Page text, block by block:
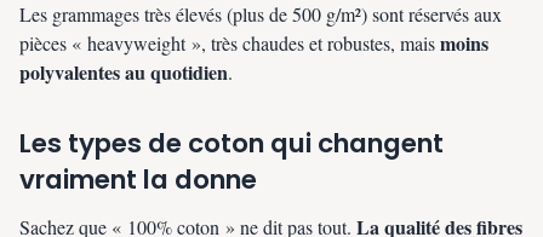
Les grammages très élevés (plus de 500 g/m²) sont réservés aux
pièces « heavyweight », très chaudes et robustes, maismoins
polyvalentes au quotidien.
Les types de coton qui changent
vraiment la donne
Sachez que « 100% coton » ne dit pas tout. La qualité des fibres